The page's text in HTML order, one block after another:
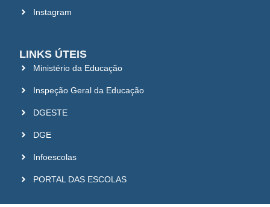
Instagram
LINKS ÚTEIS
Ministério da Educação
Inspeção Geral da Educação
DGESTE
DGE
Infoescolas
PORTAL DAS ESCOLAS